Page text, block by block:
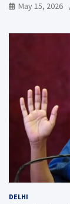
May 15, 2026
DELHI